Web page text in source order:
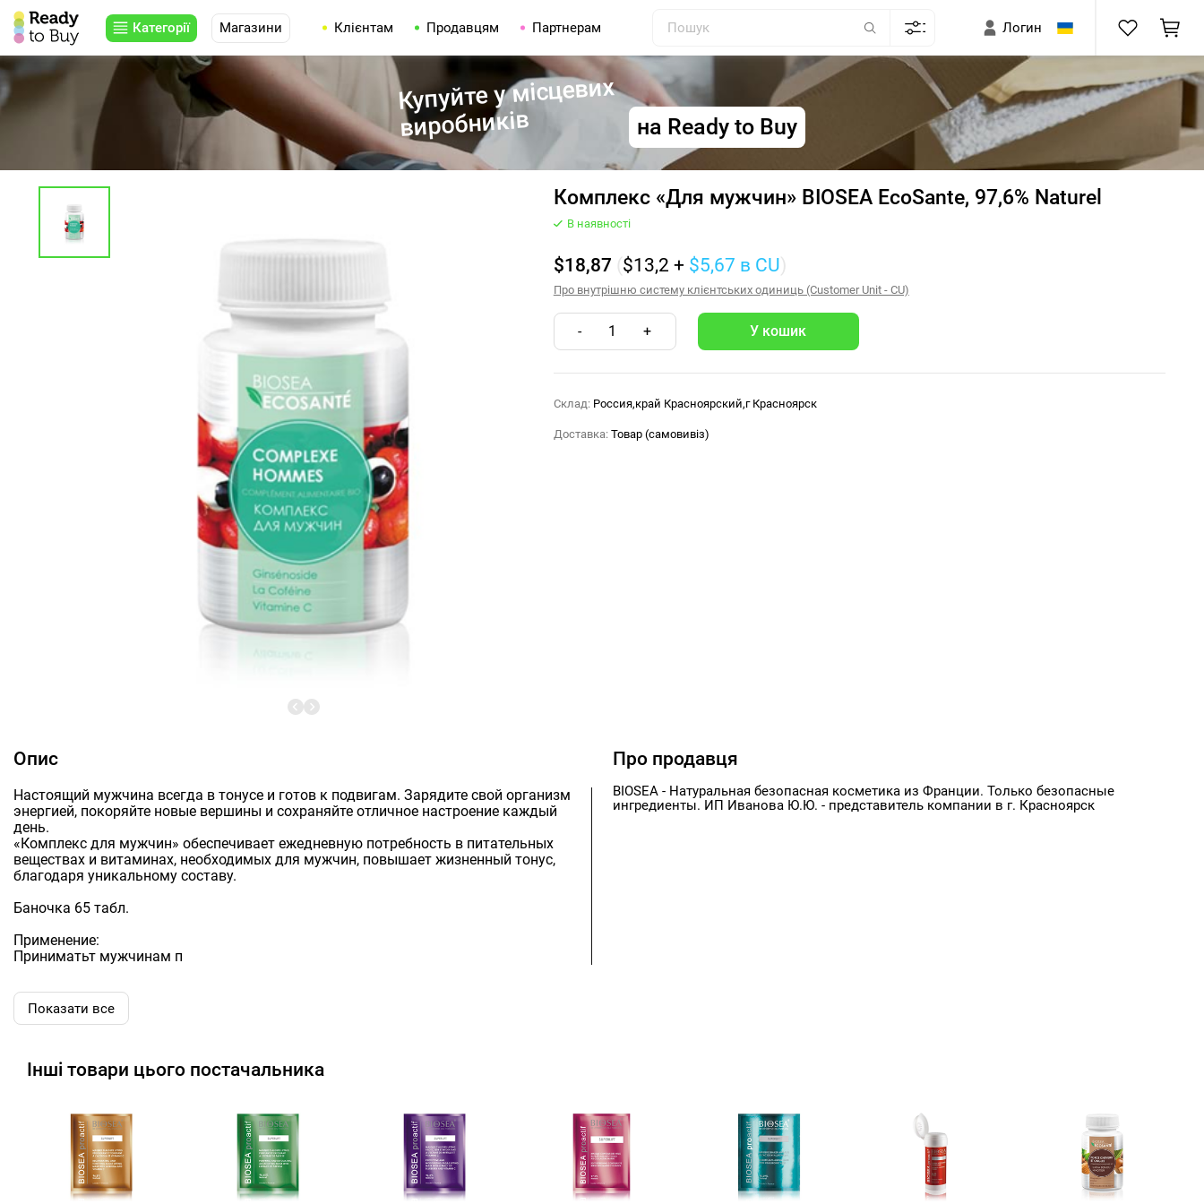
Категорії Магазини Клієнтам Продавцям Партнерам Логин
Купуйте у місцевих
виробників на Ready to Buy
Комплекс «Для мужчин» BIOSEA EcoSante, 97,6% Naturel
В наявності
$18,87 ($13,2 + $5,67 в CU)
Про внутрішню систему клієнтських одиниць (Customer Unit - CU)
- 1 +
Склад: Россия,край Красноярский,г Красноярск
Доставка: Товар (самовивіз)
Опис
Настоящий мужчина всегда в тонусе и готов к подвигам. Зарядите свой организм
энергией, покоряйте новые вершины и сохраняйте отличное настроение каждый
день.
«Комплекс для мужчин» обеспечивает ежедневную потребность в питательных
веществах и витаминах, необходимых для мужчин, повышает жизненный тонус,
благодаря уникальному составу.
Баночка 65 табл.
Применение:
Приниматьт мужчинам п
Показати все
Про продавця
BIOSEA - Натуральная безопасная косметика из Франции. Только безопасные
ингредиенты. ИП Иванова Ю.Ю. - представитель компании в г. Красноярск
Інші товари цього постачальника